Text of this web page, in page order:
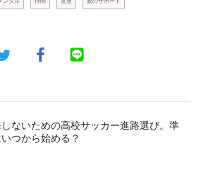
ないための高校サッカー進路選び。準
つから始める？